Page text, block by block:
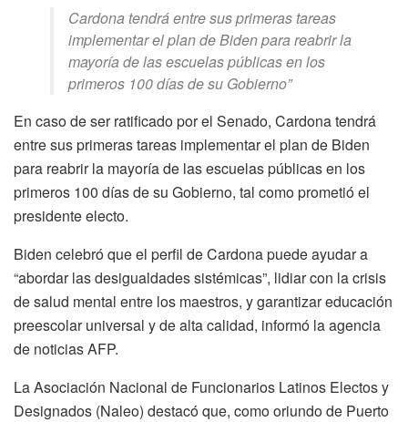
Cardona tendrá entre sus primeras tareas
implementar el plan de Biden para reabrir la
mayoría de las escuelas públicas en los
primeros 100 días de su Gobierno”
En caso de ser ratificado por el Senado, Cardona tendrá
entre sus primeras tareas implementar el plan de Biden
para reabrir la mayoría de las escuelas públicas en los
primeros 100 días de su Gobierno, tal como prometió el
presidente electo.
Biden celebró que el perfil de Cardona puede ayudar a
“abordar las desigualdades sistémicas”, lidiar con la crisis
de salud mental entre los maestros, y garantizar educación
preescolar universal y de alta calidad, informó la agencia
de noticias AFP.
La Asociación Nacional de Funcionarios Latinos Electos y
Designados (Naleo) destacó que, como oriundo de Puerto